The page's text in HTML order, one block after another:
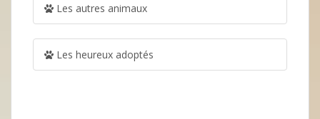
Les autres animaux
Les heureux adoptés